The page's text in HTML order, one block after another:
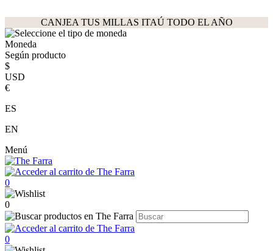
CANJEA TUS MILLAS ITAÚ TODO EL AÑO
Moneda
Según producto
$
USD
€
ES
EN
Menú
0
0
0